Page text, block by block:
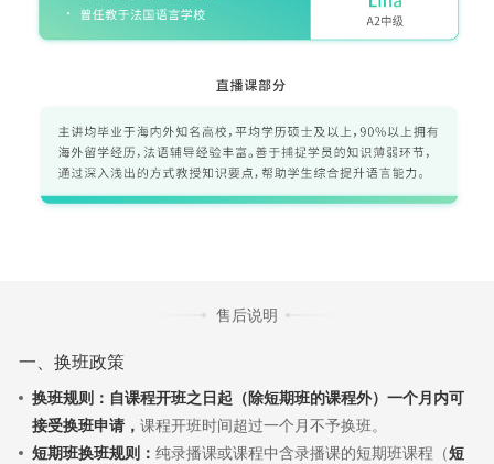
售后说明
一、换班政策
换班规则：自课程开班之日起（除短期班的课程外）一个月内可
接受换班申请， 课程开班时间超过一个月不予换班。
短期班换班规则： 纯录播课或课程中含录播课的短期班课程（短